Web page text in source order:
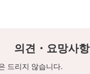
의견・요망사항
드리지 않습니다.